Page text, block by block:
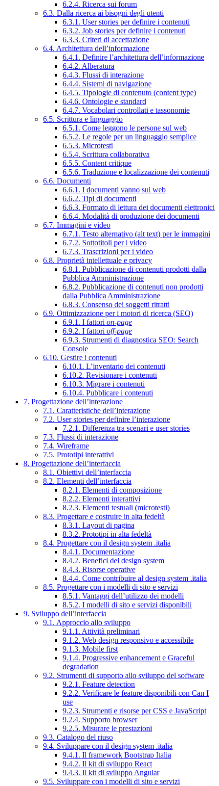
6.2.4. Ricerca sui forum
6.3. Dalla ricerca ai bisogni degli utenti
6.3.1. User stories per definire i contenuti
6.3.2. Job stories per definire i contenuti
6.3.3. Criteri di accettazione
6.4. Architettura dell’informazione
6.4.1. Definire l’architettura dell’informazione
6.4.2. Alberatura
6.4.3. Flussi di interazione
6.4.4. Sistemi di navigazione
6.4.5. Tipologie di contenuto (content type)
6.4.6. Ontologie e standard
6.4.7. Vocabolari controllati e tassonomie
6.5. Scrittura e linguaggio
6.5.1. Come leggono le persone sul web
6.5.2. Le regole per un linguaggio semplice
6.5.3. Microtesti
6.5.4. Scrittura collaborativa
6.5.5. Content critique
6.5.6. Traduzione e localizzazione dei contenuti
6.6. Documenti
6.6.1. I documenti vanno sul web
6.6.2. Tipi di documenti
6.6.3. Formato di lettura dei documenti elettronici
6.6.4. Modalità di produzione dei documenti
6.7. Immagini e video
6.7.1. Testo alternativo (alt text) per le immagini
6.7.2. Sottotitoli per i video
6.7.3. Trascrizioni per i video
6.8. Proprietà intellettuale e privacy
6.8.1. Pubblicazione di contenuti prodotti dalla
Pubblica Amministrazione
6.8.2. Pubblicazione di contenuti non prodotti
dalla Pubblica Amministrazione
6.8.3. Consenso dei soggetti ritratti
6.9. Ottimizzazione per i motori di ricerca (SEO)
6.9.1. I fattori on-page
6.9.2. I fattori off-page
6.9.3. Strumenti di diagnostica SEO: Search
Console
6.10. Gestire i contenuti
6.10.1. L’inventario dei contenuti
6.10.2. Revisionare i contenuti
6.10.3. Migrare i contenuti
6.10.4. Pubblicare i contenuti
7. Progettazione dell’interazione
7.1. Caratteristiche dell’interazione
7.2. User stories per definire l’interazione
7.2.1. Differenza tra scenari e user stories
7.3. Flussi di interazione
7.4. Wireframe
7.5. Prototipi interattivi
8. Progettazione dell’interfaccia
8.1. Obiettivi dell’interfaccia
8.2. Elementi dell’interfaccia
8.2.1. Elementi di composizione
8.2.2. Elementi interattivi
8.2.3. Elementi testuali (microtesti)
8.3. Progettare e costruire in alta fedeltà
8.3.1. Layout di pagina
8.3.2. Prototipi in alta fedeltà
8.4. Progettare con il design system .italia
8.4.1. Documentazione
8.4.2. Benefici del design system
8.4.3. Risorse operative
8.4.4. Come contribuire al design system .italia
8.5. Progettare con i modelli di sito e servizi
8.5.1. Vantaggi dell’utilizzo dei modelli
8.5.2. I modelli di sito e servizi disponibili
9. Sviluppo dell’interfaccia
9.1. Approccio allo sviluppo
9.1.1. Attività preliminari
9.1.2. Web design responsivo e accessibile
9.1.3. Mobile first
9.1.4. Progressive enhancement e Graceful
degradation
9.2. Strumenti di supporto allo sviluppo del software
9.2.1. Feature detection
9.2.2. Verificare le feature disponibili con Can I
use
9.2.3. Strumenti e risorse per CSS e JavaScript
9.2.4. Supporto browser
9.2.5. Misurare le prestazioni
9.3. Catalogo del riuso
9.4. Sviluppare con il design system .italia
9.4.1. Il framework Bootstrap Italia
9.4.2. Il kit di sviluppo React
9.4.3. Il kit di sviluppo Angular
9.5. Sviluppare con i modelli di sito e servizi